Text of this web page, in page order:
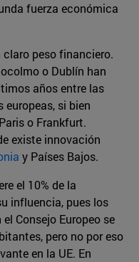
fuerza económica
peso financiero.
o Dublín han
años entre las
si bien
o Frankfurt.
existe innovación
y Países Bajos.
el 10% de la
influencia, pues los
Consejo Europeo se
pero no por eso
en la UE. En